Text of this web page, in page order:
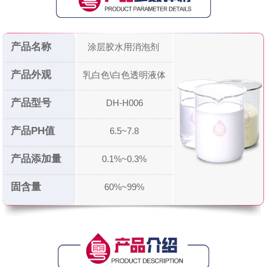
产品名称
产品外观
产品型号
产品PH值
产品添加量
固含量
涂层胶水用消泡剂
乳白色\白色透明液体
DH-H006
6.5~7.8
0.1%~0.3%
60%~99%